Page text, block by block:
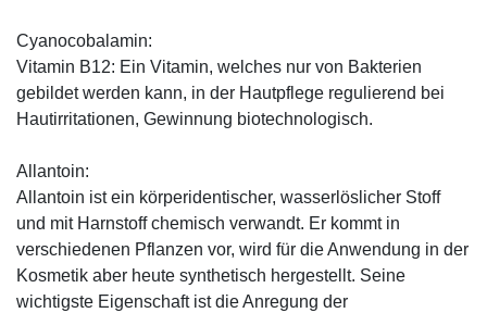
Cyanocobalamin:
Vitamin B12: Ein Vitamin, welches nur von Bakterien
gebildet werden kann, in der Hautpflege regulierend bei
Hautirritationen, Gewinnung biotechnologisch.
Allantoin:
Allantoin ist ein körperidentischer, wasserlöslicher Stoff
und mit Harnstoff chemisch verwandt. Er kommt in
verschiedenen Pflanzen vor, wird für die Anwendung in der
Kosmetik aber heute synthetisch hergestellt. Seine
wichtigste Eigenschaft ist die Anregung der